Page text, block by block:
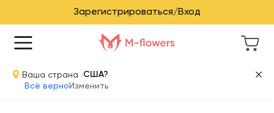
Зарегистрироваться/Вход
Ваша страна
США?
Всё верно Изменить